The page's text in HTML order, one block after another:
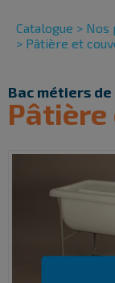
Catalogue > Nos
> Pâtière et
Bac métiers